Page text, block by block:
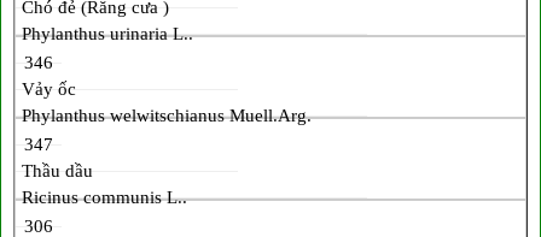
Chó đẻ (Răng cưa )
Phylanthus urinaria L..
346
Vảy ốc
Phylanthus welwitschianus Muell.Arg.
347
Thầu dầu
Ricinus communis L..
306